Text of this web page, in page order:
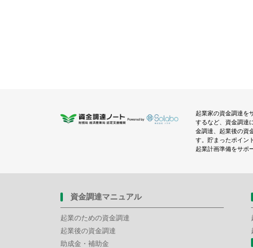
起業家の資金調達を
するなど、資金調達
金調達、起業後の資
す。貯まったポイン
起業計画準備をサポ
資金調達マニュアル
起業のための資金調達
起業後の資金調達
助成金・補助金